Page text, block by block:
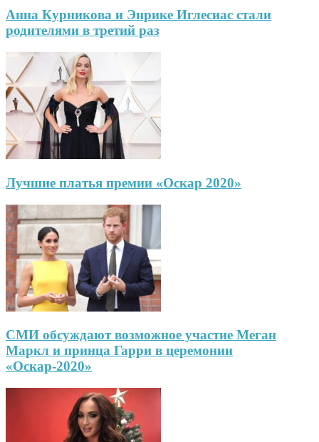
Анна Курникова и Энрике Иглесиас стали
родителями в третий раз
Лучшие платья премии «Оскар 2020»
СМИ обсуждают возможное участие Меган
Маркл и принца Гарри в церемонии
«Оскар-2020»